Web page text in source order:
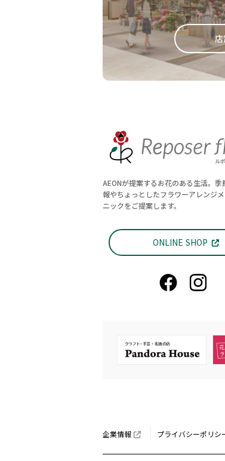
AEONが提案するお花のある生活。季
報やちょっとしたフラワーアレンジ
ニックをご提案します。
ONLINE SHOP
企業情報 プライバシーポリシ